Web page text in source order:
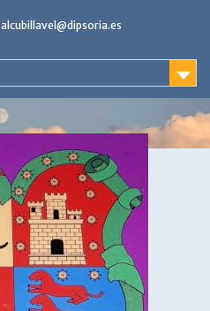
alcubillavel@dipsoria.es